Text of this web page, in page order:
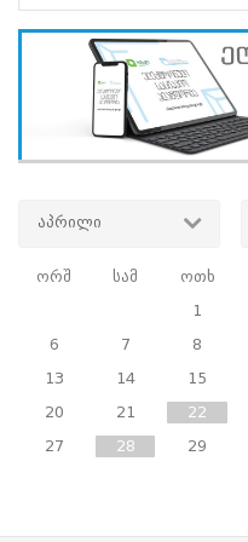
ადმინისტრაციაში
შრომის
უსაფრთხოების
საერთაშორისო
აღნიშნეს
28.04.2026
სასწავლო
საჯარო
სკოლების
სამოქალაქო
აპრილი
ორშ სამ ოთხ
1
6
7 8
13
14 15
20
21 22
27
28 29